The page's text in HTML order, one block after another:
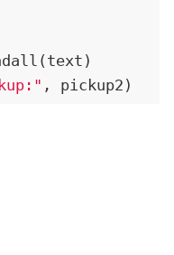
, pickup2)